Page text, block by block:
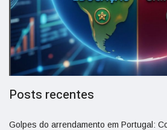
Posts recentes
Golpes do arrendamento em Portugal: